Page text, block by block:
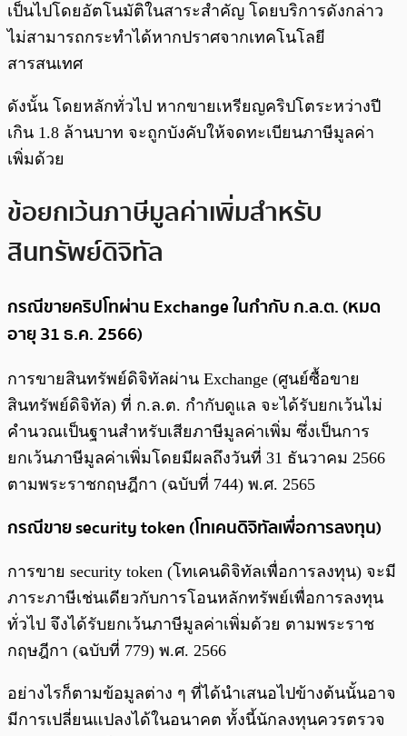
เป็นไปโดยอัตโนมัติในสาระสำคัญ โดยบริการดังกล่าว
ไม่สามารถกระทำได้หากปราศจากเทคโนโลยี
สารสนเทศ
ดังนั้น โดยหลักทั่วไป หากขายเหรียญคริปโตระหว่างปี
เกิน 1.8 ล้านบาท จะถูกบังคับให้จดทะเบียนภาษีมูลค่า
เพิ่มด้วย
ข้อยกเว้นภาษีมูลค่าเพิ่มสำหรับ
สินทรัพย์ดิจิทัล
กรณีขายคริปโทผ่าน Exchange ในกำกับ ก.ล.ต. (หมด
อายุ 31 ธ.ค. 2566)
การขายสินทรัพย์ดิจิทัลผ่าน Exchange (ศูนย์ซื้อขาย
สินทรัพย์ดิจิทัล) ที่ ก.ล.ต. กำกับดูแล จะได้รับยกเว้นไม่
คำนวณเป็นฐานสำหรับเสียภาษีมูลค่าเพิ่ม ซึ่งเป็นการ
ยกเว้นภาษีมูลค่าเพิ่มโดยมีผลถึงวันที่ 31 ธันวาคม 2566
ตามพระราชกฤษฎีกา (ฉบับที่ 744) พ.ศ. 2565
กรณีขาย security token (โทเคนดิจิทัลเพื่อการลงทุน)
การขาย security token (โทเคนดิจิทัลเพื่อการลงทุน) จะมี
ภาระภาษีเช่นเดียวกับการโอนหลักทรัพย์เพื่อการลงทุน
ทั่วไป จึงได้รับยกเว้นภาษีมูลค่าเพิ่มด้วย ตามพระราช
กฤษฎีกา (ฉบับที่ 779) พ.ศ. 2566
อย่างไรก็ตามข้อมูลต่าง ๆ ที่ได้นำเสนอไปข้างต้นนั้นอาจ
มีการเปลี่ยนแปลงได้ในอนาคต ทั้งนี้นักลงทุนควรตรวจ